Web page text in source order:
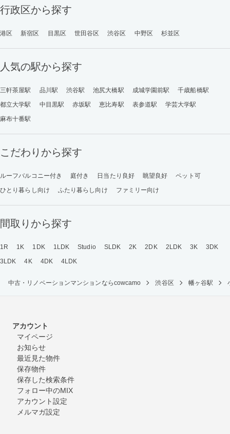
行政区から探す
港区 新宿区 目黒区 世田谷区 渋谷区 中野区 杉並区
人気の駅から探す
三軒茶屋駅 品川駅 渋谷駅 池尻大橋駅 成城学園前駅
千歳船橋駅
都立大学駅
中目黒駅 赤坂駅 恵比寿駅 表参道駅
学芸大学駅
麻布十番駅
こだわりから探す
ルーフバルコニー付き 庭付き 日当たり良好 眺望良好
ペット可
ひとり暮らし向け
ふたり暮らし向け ファミリー向け
間取りから探す
1R 1K 1DK 1LDK Studio SLDK 2K 2DK 2LDK 3K
3DK
3LDK
4K 4DK 4LDK
中古・リノベーションマンションならcowcamo 渋谷区 幡ヶ谷駅
アカウント
マイページ
お知らせ
最近見た物件
保存物件
保存した検索条件
フォロー中のMIX
アカウント設定
メルマガ設定